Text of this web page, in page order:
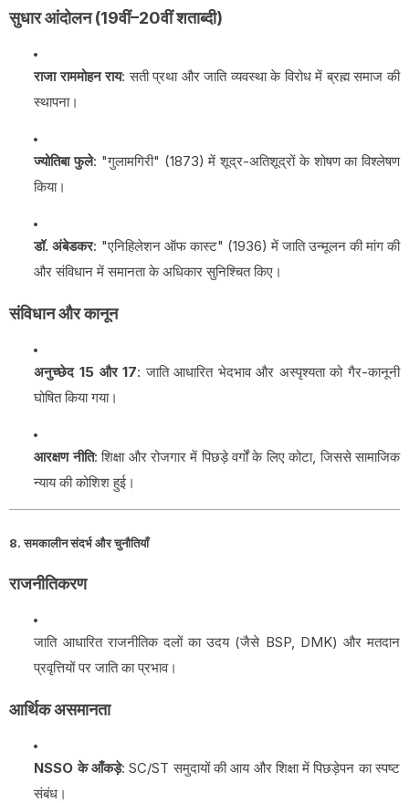
सुधार आंदोलन (19वीं–20वीं शताब्दी)
राजा राममोहन राय: सती प्रथा और जाति व्यवस्था के विरोध में ब्रह्म समाज की
स्थापना।
ज्योतिबा फुले: "गुलामगिरी" (1873) में शूद्र-अतिशूद्रों के शोषण का विश्लेषण
किया।
डॉ. अंबेडकर: "एनिहिलेशन ऑफ कास्ट" (1936) में जाति उन्मूलन की मांग की
और संविधान में समानता के अधिकार सुनिश्चित किए।
संविधान और कानून
अनुच्छेद 15 और 17: जाति आधारित भेदभाव और अस्पृश्यता को गैर-कानूनी
घोषित किया गया।
आरक्षण नीति: शिक्षा और रोजगार में पिछड़े वर्गों के लिए कोटा, जिससे सामाजिक
न्याय की कोशिश हुई।
8. समकालीन संदर्भ और चुनौतियाँ
राजनीतिकरण
जाति आधारित राजनीतिक दलों का उदय (जैसे BSP, DMK) और मतदान
प्रवृत्तियों पर जाति का प्रभाव।
आर्थिक असमानता
NSSO के आँकड़े: SC/ST समुदायों की आय और शिक्षा में पिछड़ेपन का स्पष्ट
संबंध।